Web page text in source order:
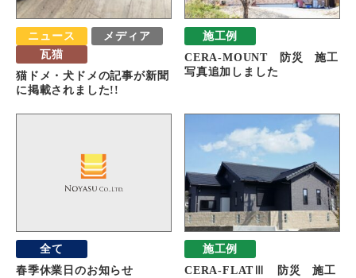
ニュース
メディア
瓦猫
猫ドメ・犬ドメの記事が新聞
に掲載されました!!
施工例
CERA-MOUNT 防災 施工
写真追加しました
全て
春季休業日のお知らせ
施工例
CERA-FLATⅢ 防災 施工